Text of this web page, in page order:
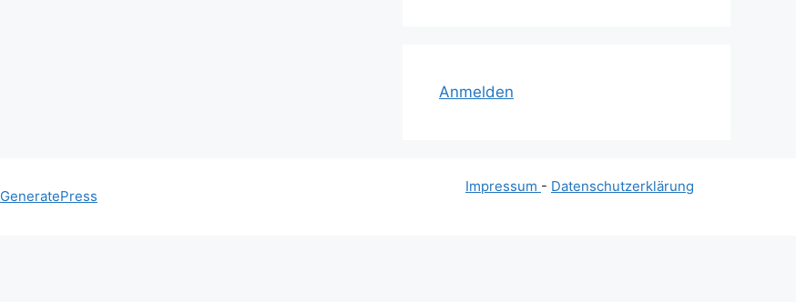
Anmelden
Impressum - Datenschutzerklärung
GeneratePress